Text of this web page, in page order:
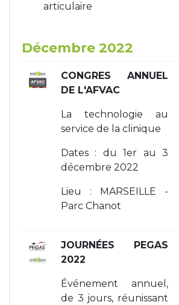
articulaire
Décembre 2022
CONGRES ANNUEL
DE L'AFVAC
La technologie au
service de la clinique
Dates : du 1er au 3
décembre 2022
Lieu : MARSEILLE -
Parc Chanot
JOURNÉES PEGAS
2022
Événement annuel,
de 3 jours, réunissant